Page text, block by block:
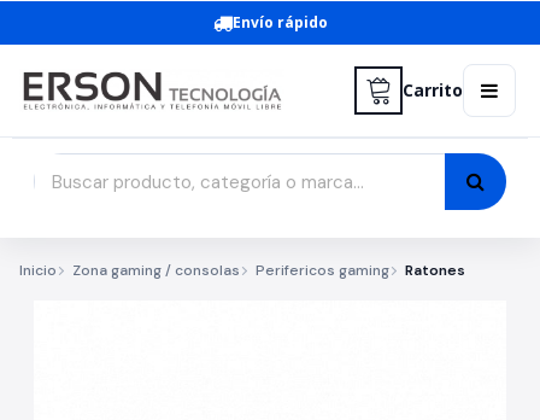
Envío rápido
Carrito
Inicio Zona gaming / consolas Perifericos gaming Ratones